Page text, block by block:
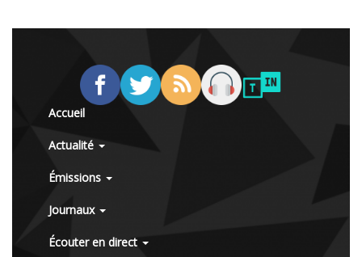
Accueil
Actualité
Émissions
Journaux
Écouter en direct